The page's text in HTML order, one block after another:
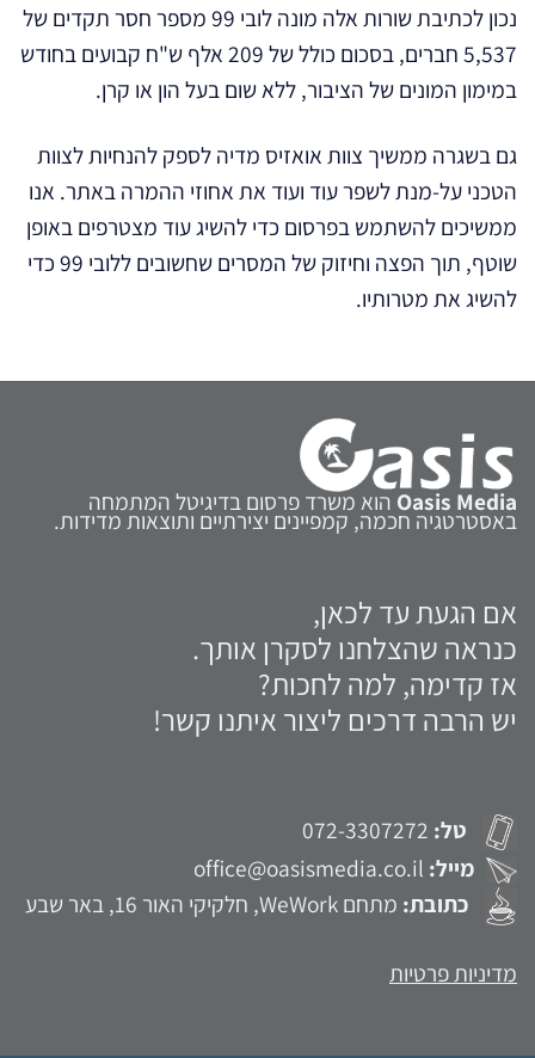
נכון לכתיבת שורות אלה מונה לובי 99 מספר חסר תקדים של
5,537 חברים, בסכום כולל של 209 אלף ש"ח קבועים בחודש
במימון המונים של הציבור, ללא שום בעל הון או קרן.
גם בשגרה ממשיך צוות אואזיס מדיה לספק להנחיות לצוות
הטכני על-מנת לשפר עוד ועוד את אחוזי ההמרה באתר. אנו
ממשיכים להשתמש בפרסום כדי להשיג עוד מצטרפים באופן
שוטף, תוך הפצה וחיזוק של המסרים שחשובים ללובי 99 כדי
להשיג את מטרותיו.
Oasis Media הוא משרד פרסום בדיגיטל המתמחה
באסטרטגיה חכמה, קמפיינים יצירתיים ותוצאות מדידות.
אם הגעת עד לכאן,
כנראה שהצלחנו לסקרן אותך.
אז קדימה, למה לחכות?
יש הרבה דרכים ליצור איתנו קשר!
טל: 072-3307272
מייל: office@oasismedia.co.il
כתובת: מתחם WeWork, חלקיקי האור 16, באר שבע
מדיניות פרטיות